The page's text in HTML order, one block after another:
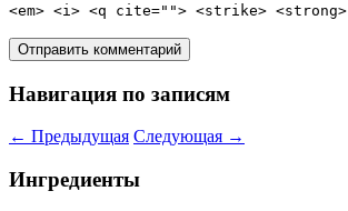
<em> <i> <q cite=""> <strike> <strong>
Навигация по записям
← Предыдущая Следующая →
Ингредиенты